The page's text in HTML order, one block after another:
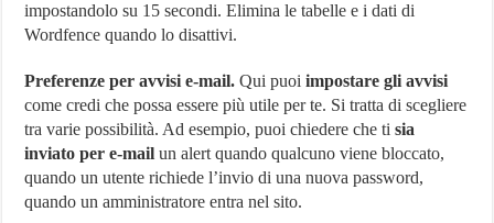
impostandolo su 15 secondi. Elimina le tabelle e i dati di
Wordfence quando lo disattivi.
Preferenze per avvisi e-mail.Qui puoiimpostare gli avvisi
come credi che possa essere più utile per te. Si tratta di scegliere
tra varie possibilità. Ad esempio, puoi chiedere che tisia
inviato per e-mail un alert quando qualcuno viene bloccato,
quando un utente richiede l’invio di una nuova password,
quando un amministratore entra nel sito.